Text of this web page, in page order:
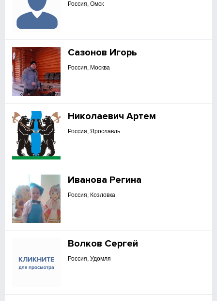
Россия, Омск
Сазонов Игорь
Россия, Москва
Николаевич Артем
Россия, Ярославль
Иванова Регина
Россия, Козловка
Волков Сергей
Россия, Удомля